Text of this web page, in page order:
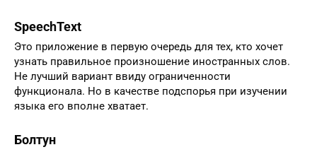
SpeechText
Это приложение в первую очередь для тех, кто хочет
узнать правильное произношение иностранных слов.
Не лучший вариант ввиду ограниченности
функционала. Но в качестве подспорья при изучении
языка его вполне хватает.
Болтун